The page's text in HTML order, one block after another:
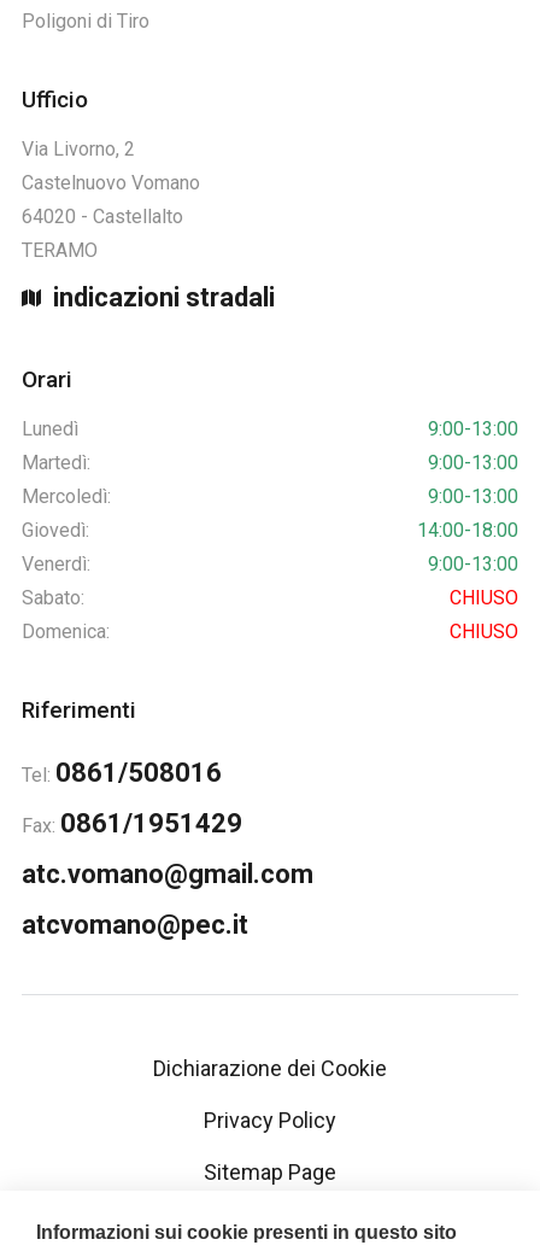
Poligoni di Tiro
Ufficio
Via Livorno, 2
Castelnuovo Vomano
64020 - Castellalto
TERAMO
indicazioni stradali
Orari
Lunedì
9:00-13:00
Martedì:
9:00-13:00
Mercoledì:
9:00-13:00
Giovedì:
14:00-18:00
Venerdì:
9:00-13:00
Sabato:
CHIUSO
Domenica:
CHIUSO
Riferimenti
Tel: 0861/508016
Fax: 0861/1951429
atc.vomano@gmail.com
atcvomano@pec.it
Dichiarazione dei Cookie
Privacy Policy
Sitemap Page
Contatti
Informazioni sui cookie presenti in questo sito